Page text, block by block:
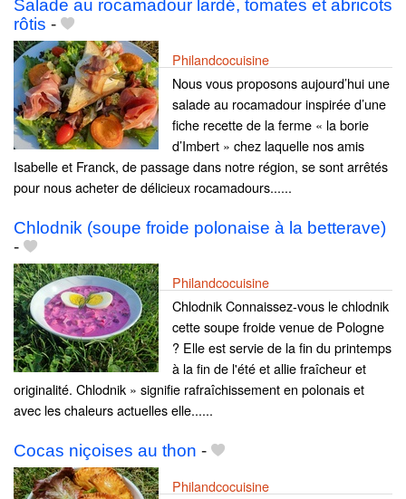
Salade au rocamadour lardé, tomates et abricots
rôtis -
Philandcocuisine
Nous vous proposons aujourd’hui une
salade au rocamadour inspirée d’une
fiche recette de la ferme « la borie
d’Imbert » chez laquelle nos amis
Isabelle et Franck, de passage dans notre région, se sont arrêtés
pour nous acheter de délicieux rocamadours......
Chlodnik (soupe froide polonaise à la betterave)
-
Philandcocuisine
Chlodnik Connaissez-vous le chlodnik
cette soupe froide venue de Pologne
? Elle est servie de la fin du printemps
à la fin de l'été et allie fraîcheur et
originalité. Chlodnik » signifie rafraîchissement en polonais et
avec les chaleurs actuelles elle......
Cocas niçoises au thon -
Philandcocuisine